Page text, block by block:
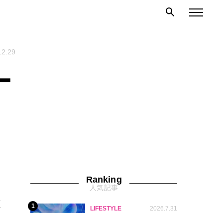
Ranking
人気記事
1 LIFESTYLE 2026.7.31